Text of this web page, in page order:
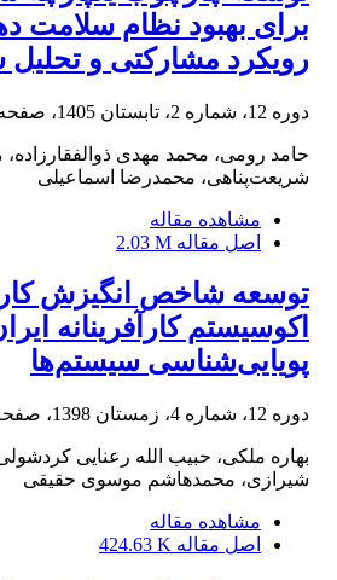
برای بهبود نظام سلامت
رویکرد مشارکتی و
دوره 12، شماره 2، تابستان 1405، صفحه
حامد رومی، محمد مهدی ذوالفقارزاده،
شریعت‌پناهی، محمدرضا اسماعیلی
مشاهده مقاله
اصل مقاله 2.03 M
توسعه‌ شاخص انگیزش
اکوسیستم کارآفرینانه
پویایی‌شناسی سیستم‌ها
دوره 12، شماره 4، زمستان 1398، صفحه
بهاره ملکی، حبیب الله رعنایی
شیرازی، محمدهاشم موسوی حقیقی
مشاهده مقاله
اصل مقاله 424.63 K